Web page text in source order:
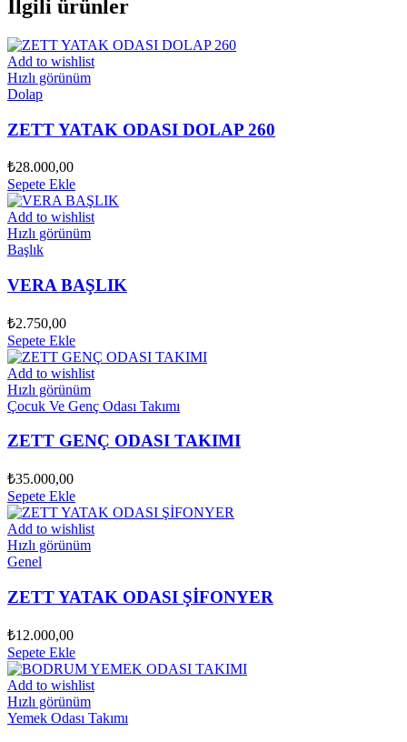
İlgili ürünler
Add to wishlist
Hızlı görünüm
Dolap
ZETT YATAK ODASI DOLAP 260
₺28.000,00
Sepete Ekle
Add to wishlist
Hızlı görünüm
Başlık
VERA BAŞLIK
₺2.750,00
Sepete Ekle
Add to wishlist
Hızlı görünüm
Çocuk Ve Genç Odası Takımı
ZETT GENÇ ODASI TAKIMI
₺35.000,00
Sepete Ekle
Add to wishlist
Hızlı görünüm
Genel
ZETT YATAK ODASI ŞİFONYER
₺12.000,00
Sepete Ekle
Add to wishlist
Hızlı görünüm
Yemek Odası Takımı